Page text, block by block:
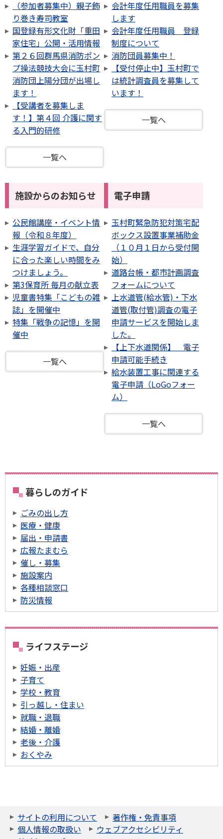
（参加者募集中）親子飾
り巻き寿司教室
国登録有形文化財「重田
家住宅」公開・活用情報
第２６回群馬県消防ポン
プ操法競技大会に玉村町
消防団上陽分団が出場し
ます！
【受講者を募集しま
す！】第４回 介護に関す
る入門的研修
一覧へ
会計年度任用職員を募集
します
会計年度任用職員 登録
制度について
消防団員募集中！
【受付停止中】玉村町で
は統計調査員を募集して
います！
一覧へ
施設からのお知らせ
公民館講座・イベント情
報（令和８年度）
生涯学習ガイドで、自分
に合った楽しい時間をみ
つけましょう。
第3保育所 毎月の献立表
児童書特集「こどもの雑
誌」を開催中
特集「戦争の記憶」を開
催中
一覧へ
電子申請
玉村町緊急防犯対策宅配
ボックス設置事業補助金
（１０月１日から受付開
始）
道路台帳・都市計画調査
フォームについて
上水道管(給水管)・下水
道管(取付管)調査の電子
申請サービスを開始しま
した。
【上下水道関係】 電子
申請可能手続き
給水装置工事に関連する
電子申請（LoGoフォー
ム）
一覧へ
暮らしのガイド
ごみの出し方
医療・健康
届出・申請書
広報たまむら
催し・募集
施設案内
各種相談窓口
防災情報
ライフステージ
妊娠・出産
子育て
学校・教育
引っ越し・住まい
就職・退職
結婚・離婚
老後・介護
おくやみ
サイトの利用について
著作権・免責事項
個人情報の取扱い
ウェブアクセシビリティ